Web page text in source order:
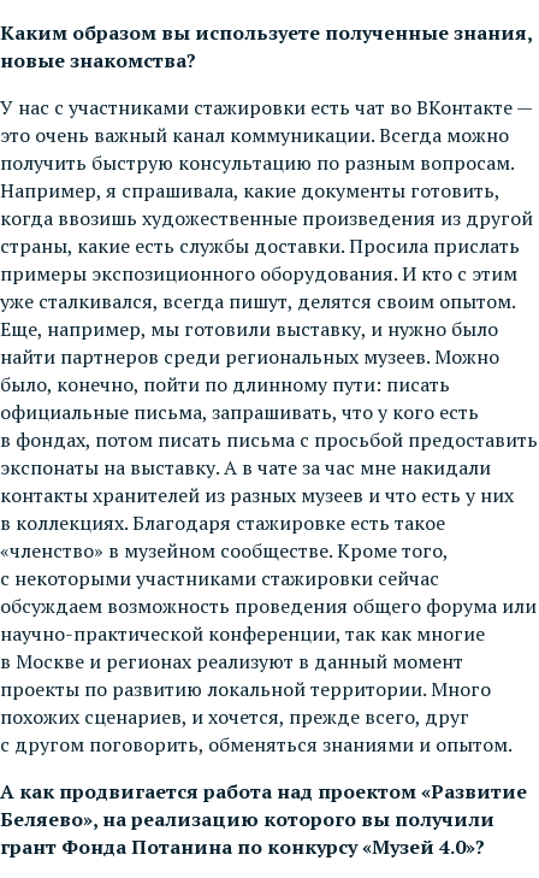
Каким образом вы используете полученные знания,
новые знакомства?
У нас с участниками стажировки есть чат во ВКонтакте —
это очень важный канал коммуникации. Всегда можно
получить быструю консультацию по разным вопросам.
Например, я спрашивала, какие документы готовить,
когда ввозишь художественные произведения из другой
страны, какие есть службы доставки. Просила прислать
примеры экспозиционного оборудования. И кто с этим
уже сталкивался, всегда пишут, делятся своим опытом.
Еще, например, мы готовили выставку, и нужно было
найти партнеров среди региональных музеев. Можно
было, конечно, пойти по длинному пути: писать
официальные письма, запрашивать, что у кого есть
в фондах, потом писать письма с просьбой предоставить
экспонаты на выставку. А в чате за час мне накидали
контакты хранителей из разных музеев и что есть у них
в коллекциях. Благодаря стажировке есть такое
«членство» в музейном сообществе. Кроме того,
с некоторыми участниками стажировки сейчас
обсуждаем возможность проведения общего форума или
научно-практической конференции, так как многие
в Москве и регионах реализуют в данный момент
проекты по развитию локальной территории. Много
похожих сценариев, и хочется, прежде всего, друг
с другом поговорить, обменяться знаниями и опытом.
А как продвигается работа над проектом «Развитие
Беляево», на реализацию которого вы получили
грант Фонда Потанина по конкурсу «Музей 4.0»?